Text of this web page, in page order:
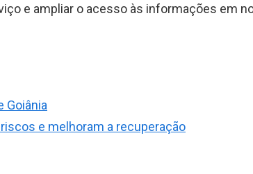
e ampliar o acesso às informações em
Goiânia
e melhoram a recuperação